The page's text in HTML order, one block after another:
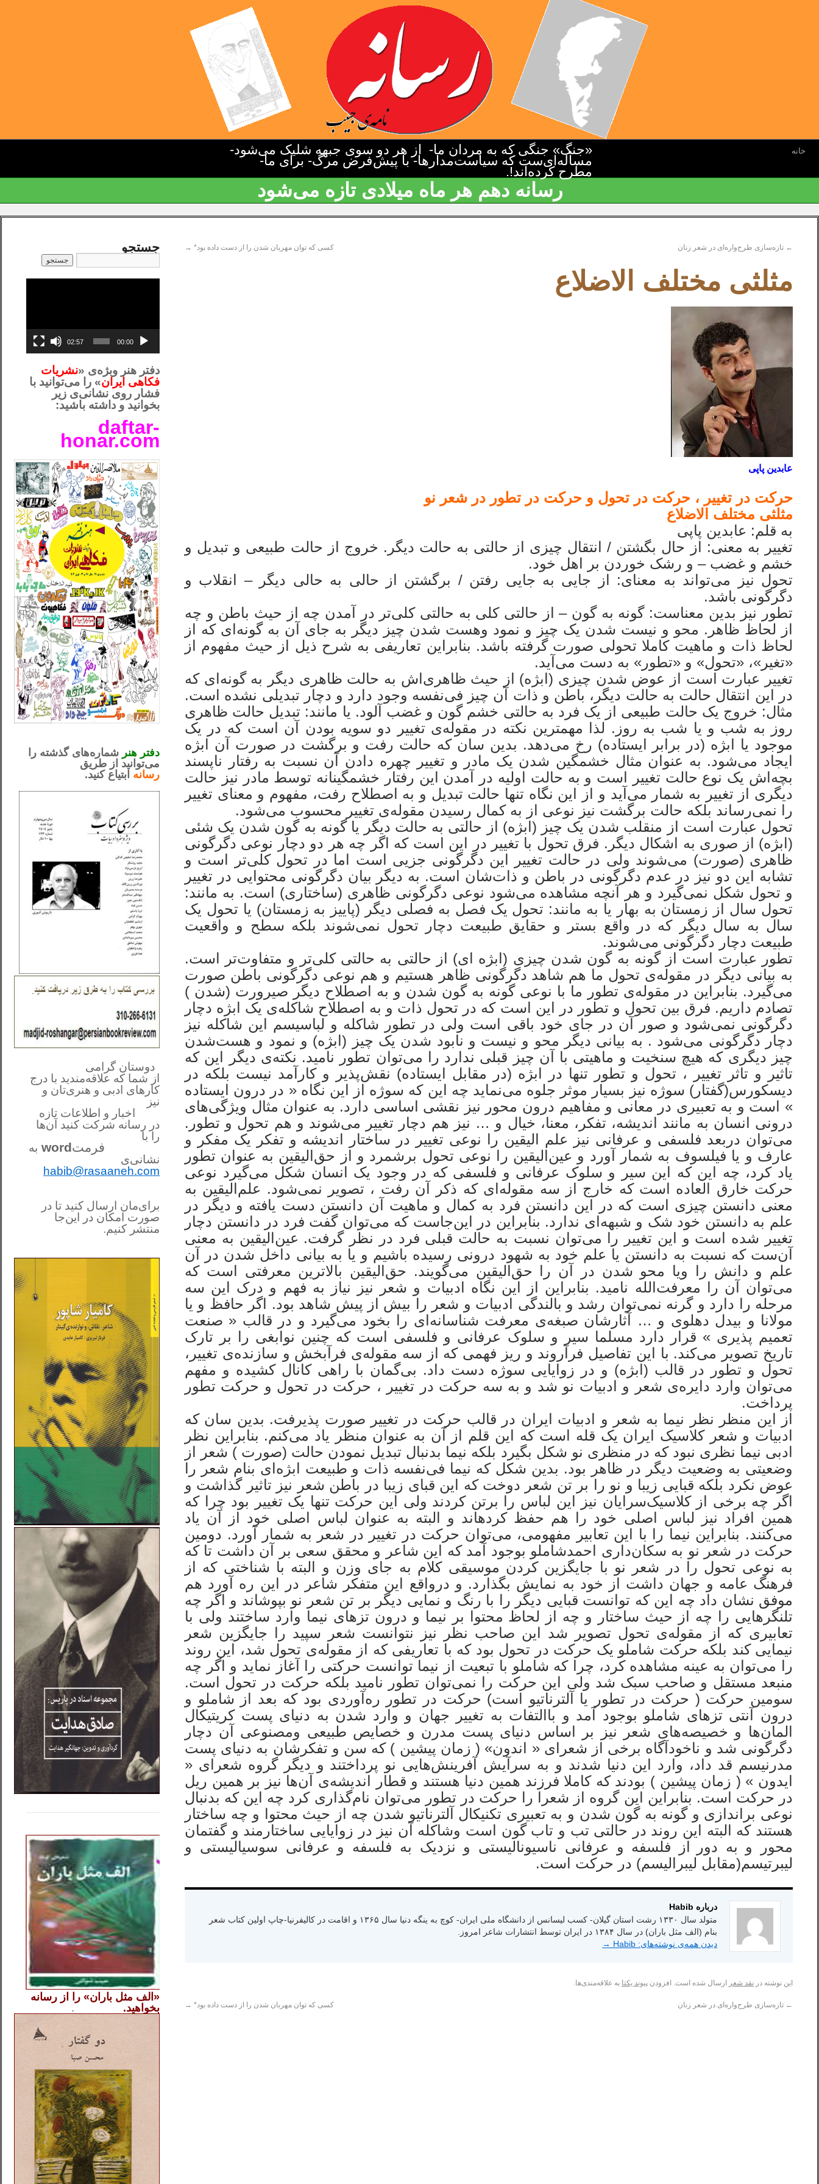
خانه «جنگ» جنگی که به مردان ما- از هر دو سوی جبهه شلیک می‌شود-
مسأله‌ای‌ست که سیاست‌مدارها- با پیش‌فرض مرگ- برای ما-
مطرح کرده‌اند!.
رسانه دهم هر ماه میلادی تازه می‌شود
← تازه‌سازی طرح‌واره‌ای در شعر زنان کسی که توان مهربان شدن را از دست داده بود* →
مثلثی مختلف الاضلاع
عابدین پاپی
حرکت در تغییر ، حرکت در تحول و حرکت در تطور در شعر نو
مثلثی مختلف الاضلاع
به قلم: عابدین پاپی
تغییر به معنی: از حال بگشتن / انتقال چیزی از حالتی به حالت دیگر. خروج از حالت طبیعی و تبدیل و
خشم و غضب – و رشک خوردن بر اهل خود.
تحول نیز می‌تواند به معنای: از جایی به جایی رفتن / برگشتن از حالی به حالی دیگر – انقلاب و
دگرگونی باشد.
تطور نیز بدین معناست: گونه به گون – از حالتی کلی به حالتی کلی‌تر در آمدن چه از حیث باطن و چه
از لحاظ ظاهر. محو و نیست شدن یک چیز و نمود وهست شدن چیز دیگر به جای آن به گونه‌ای که از
لحاظ ذات و ماهیت کاملا تحولی صورت گرفته باشد. بنابراین تعاریفی به شرح ذیل از حیث مفهوم از
«تغیر»، «تحول» و «تطور» به دست می‌آید.
تغییر عبارت است از عوض شدن چیزی (ابژه) از حیث ظاهری‌اش به حالت ظاهری دیگر به گونه‌ای که
در این انتقال حالت به حالت دیگر، باطن و ذات آن چیز فی‌نفسه وجود دارد و دچار تبدیلی نشده است.
مثال: خروج یک حالت طبیعی از یک فرد به حالتی خشم گون و غضب آلود. یا مانند: تبدیل حالت ظاهری
روز به شب و یا شب به روز. لذا مهمترین نکته در مقوله‌ی تغییر دو سویه بودن آن است که در یک
موجود یا ابژه (در برابر ایستاده) رخ می‌دهد. بدین سان که حالت رفت و برگشت در صورت آن ابژه
ایجاد می‌شود. به عنوان مثال خشمگین شدن یک مادر و تغییر چهره دادن آن نسبت به رفتار ناپسند
بچه‌اش یک نوع حالت تغییر است و به حالت اولیه در آمدن این رفتار خشمگینانه توسط مادر نیز حالت
دیگری از تغییر به شمار می‌آید و از این نگاه تنها حالت تبدیل و به اصطلاح رفت، مفهوم و معنای تغییر
را نمی‌رساند بلکه حالت برگشت نیز نوعی از به کمال رسیدن مقوله‌ی تغییر محسوب می‌شود.
تحول عبارت است از منقلب شدن یک چیز (ابژه) از حالتی به حالت دیگر یا گونه به گون شدن یک شئی
(ابژه) از صوری به اشکال دیگر. فرق تحول با تغییر در این است که اگر چه هر دو دچار نوعی دگرگونی
ظاهری (صورت) می‌شوند ولی در حالت تغییر این دگرگونی جزیی است اما در تحول کلی‌تر است و
تشابه این دو نیز در عدم دگرگونی در باطن و ذات‌شان است. به دیگر بیان دگرگونی محتوایی در تغییر
و تحول شکل نمی‌گیرد و هر آنچه مشاهده می‌شود نوعی دگرگونی ظاهری (ساختاری) است. به مانند:
تحول سال از زمستان به بهار یا به مانند: تحول یک فصل به فصلی دیگر (پاییز به زمستان) یا تحول یک
سال به سال دیگر که در واقع بستر و حقایق طبیعت دچار تحول نمی‌شوند بلکه سطح و واقعیت
طبیعت دچار دگرگونی می‌شوند.
تطور عبارت است از گونه به گون شدن چیزی (ابژه ای) از حالتی به حالتی کلی‌تر و متفاوت‌تر است.
به بیانی دیگر در مقوله‌ی تحول ما هم شاهد دگرگونی ظاهر هستیم و هم نوعی دگرگونی باطن صورت
می‌گیرد. بنابراین در مقوله‌ی تطور ما با نوعی گونه به گون شدن و به اصطلاح دیگر صیرورت (شدن )
تصادم داریم. فرق بین تحول و تطور در این است که در تحول ذات و به اصطلاح شاکله‌ی یک ابژه دچار
دگرگونی نمی‌شود و صور آن در جای خود باقی است ولی در تطور شاکله و لباسیسم این شاکله نیز
دچار دگرگونی می‌شود . به بیانی دیگر محو و نیست و نابود شدن یک چیز (ابژه) و نمود و هست‌شدن
چیز دیگری که هیچ سنخیت و ماهیتی با آن چیز قبلی ندارد را می‌توان تطور نامید. نکته‌ی دیگر این که
تاثیر و تاثر تغییر ، تحول و تطور تنها در ابژه (در مقابل ایستاده) نقش‌پذیر و کارآمد نیست بلکه در
دیسکورس(گفتار) سوژه نیز بسیار موثر جلوه می‌نماید چه این که سوژه از این نگاه « در درون ایستاده
» است و به تعبیری در معانی و مفاهیم درون محور نیز نقشی اساسی دارد. به عنوان مثال ویژگی‌های
درونی انسان به مانند اندیشه، تفکر، معنا، خیال و … نیز هم دچار تغییر می‌شوند و هم تحول و تطور.
می‌توان دربعد فلسفی و عرفانی نیز علم الیقین را نوعی تغییر در ساختار اندیشه و تفکر یک مفکر و
عارف و یا فیلسوف به شمار آورد و عین‌الیقین را نوعی تحول برشمرد و از حق‌الیقین به عنوان تطور
یاد کرد، چه این که این سیر و سلوک عرفانی و فلسفی که در وجود یک انسان شکل می‌گیرد نوعی
حرکت خارق العاده است که خارج از سه مقوله‌ای که ذکر آن رفت ، تصویر نمی‌شود. علم‌الیقین به
معنی دانستن چیزی است که در این دانستن فرد به کمال و ماهیت آن دانستن دست یافته و دیگر در
علم به دانستن خود شک و شبهه‌ای ندارد. بنابراین در این‌جاست که می‌توان گفت فرد در دانستن دچار
تغییر شده است و این تغییر را می‌توان نسبت به حالت قبلی فرد در نظر گرفت. عین‌الیقین به معنی
آن‌ست که نسبت به دانستن یا علم خود به شهود درونی رسیده باشیم و یا به بیانی داخل شدن در آن
علم و دانش را ویا محو شدن در آن را حق‌الیقین می‌گویند. حق‌الیقین بالاترین معرفتی است که
می‌توان آن را معرفت‌الله نامید. بنابراین از این نگاه ادبیات و شعر نیز نیاز به فهم و درک این سه
مرحله را دارد و گرنه نمی‌توان رشد و بالندگی ادبیات و شعر را بیش از پیش شاهد بود. اگر حافظ و یا
مولانا و بیدل دهلوی و … آثارشان صبغه‌ی معرفت شناسانه‌ای را بخود می‌گیرد و در قالب « صنعت
تعمیم پذیری » قرار دارد مسلما سیر و سلوک عرفانی و فلسفی است که چنین نوابغی را بر تارک
تاریخ تصویر می‌کند. با این تفاصیل فرآروند و ریز فهمی که از سه مقوله‌ی فرآبخش و سازنده‌ی تغییر،
تحول و تطور در قالب (ابژه) و در زوایایی سوژه دست داد. بی‌گمان با راهی کانال کشیده و مفهم
می‌توان وارد دایره‌ی شعر و ادبیات نو شد و به سه حرکت در تغییر ، حرکت در تحول و حرکت تطور
پرداخت.
از این منظر نظر نیما به شعر و ادبیات ایران در قالب حرکت در تغییر صورت پذیرفت. بدین سان که
ادبیات و شعر کلاسیک ایران یک قله است که این قلم از آن به عنوان منظر یاد می‌کنم. بنابراین نظر
ادبی نیما نظری نبود که در منظری نو شکل بگیرد بلکه نیما بدنبال تبدیل نمودن حالت (صورت ) شعر از
وضعیتی به وضعیت دیگر در ظاهر بود. بدین شکل که نیما فی‌نفسه ذات و طبیعت ابژه‌ای بنام شعر را
عوض نکرد بلکه قبایی زیبا و نو را بر تن شعر دوخت که این قبای زیبا در باطن شعر نیز تاثیر گذاشت و
اگر چه برخی از کلاسیک‌سرایان نیز این لباس را برتن کردند ولی این حرکت تنها یک تغییر بود چرا که
همین افراد نیز لباس اصلی خود را هم حفظ کرده‎اند و البته به عنوان لباس اصلی خود از آن یاد
می‌کنند. بنابراین نیما را با این تعابیر مفهومی، می‌توان حرکت در تغییر در شعر به شمار آورد. دومین
حرکت در شعر نو به سکان‌داری احمدشاملو بوجود آمد که این شاعر و محقق سعی بر آن داشت تا که
به نوعی تحول را در شعر نو با جایگزین کردن موسیقی کلام به جای وزن و البته با شناختی که از
فرهنگ عامه و جهان داشت از خود به نمایش بگذارد. و درواقع این متفکر شاعر در این ره آورد هم
موفق نشان داد چه این که توانست قبایی دیگر را با رنگ و نمایی دیگر بر تن شعر نو بپوشاند و اگر چه
تلنگرهایی را چه از حیث ساختار و چه از لحاظ محتوا بر نیما و درون تزهای نیما وارد ساختند ولی با
تعابیری که از مقوله‌ی تحول تصویر شد این صاحب نظر نیز نتوانست شعر سپید را جایگزین شعر
نیمایی کند بلکه حرکت شاملو یک حرکت در تحول بود که با تعاریفی که از مقوله‌ی تحول شد، این روند
را می‌توان به عینه مشاهده کرد، چرا که شاملو با تبعیت از نیما توانست حرکتی را آغاز نماید و اگر چه
منبعد مستقل و صاحب سبک شد ولی این حرکت را نمی‌توان تطور نامید بلکه حرکت در تحول است.
سومین حرکت ( حرکت در تطور یا آلترناتیو است) حرکت در تطور ره‌آوردی بود که بعد از شاملو و
درون آنتی تزهای شاملو بوجود آمد و باالتفات به تغییر جهان و وارد شدن به دنیای پست کریتیکال
المان‌ها و خصیصه‌های شعر نیز بر اساس دنیای پست مدرن و خصایص طبیعی ومصنوعی آن دچار
دگرگونی شد و ناخودآگاه برخی از شعرای « اندون» ( زمان پیشین ) که سن و تفکرشان به دنیای پست
مدرنیسم قد داد، وارد این دنیا شدند و به سرآیش آفرینش‌هایی نو پرداختند و دیگر گروه شعرای «
ایدون » ( زمان پیشین ) بودند که کاملا فرزند همین دنیا هستند و قطار اندیشه‌ی آن‌ها نیز بر همین ریل
در حرکت است. بنابراین این گروه از شعرا را حرکت در تطور می‌توان نام‌گذاری کرد چه این که بدنبال
نوعی براندازی و گونه به گون شدن و به تعبیری تکنیکال آلترناتیو شدن چه از حیث محتوا و چه ساختار
هستند که البته این روند در حالتی تب و تاب گون است وشاکله آن نیز در زوایایی ساختارمند و گفتمان
محور و به دور
از فلسفه و عرفانی ناسیونالیستی و نزدیک به فلسفه و عرفانی سوسیالیستی و
لیبرتیسم(مقابل لیبرالیسم) در حرکت است.
درباره Habib
متولد سال ۱۳۳۰ رشت استان گیلان- کسب لیسانس از دانشگاه ملی ایران- کوچ به ینگه دنیا سال ۱۳۶۵ و اقامت در کالیفرنیا-چاپ اولین کتاب شعر
بنام (الف مثل باران) در سال ۱۳۸۴ در ایران توسط انتشارات شاعر امروز.
دیدن همه‌ی نوشته‌های: Habib
→
این نوشته در نقد شعر ارسال شده است. افزودن پیوند یکتا به علاقه‌مندی‌ها.
← تازه‌سازی طرح‌واره‌ای در شعر زنان کسی که توان مهربان شدن را از دست داده بود* →
جستجو
00:00
02:57
دفتر هنر وبژه‌ی «نشریات
فکاهی ایران» را می‌توانید با
فشار روی نشانی‌ی زیر
بخوانید و داشته باشید:
daftar-
honar.com
دفتر هنر شماره‌های گذشته را
می‌توانید از طریق
رسانه ابتیاع کنید.
دوستان گرامی
از شما که علاقه‌مندید با درج
کارهای‌ ادبی و هنری‌تان و
نیز
اخبار و اطلاعات تازه
در رسانه شرکت کنید آن‌ها
را با
فرمتword به
نشانی‌ی
habib@rasaaneh.com
برای‌مان ارسال کنید تا در
صورت امکان در این‌جا
منتشر کنیم.
«الف مثل باران» را از رسانه
بخواهید.
.